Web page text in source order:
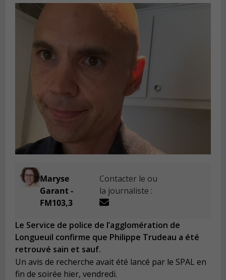
Maryse
Garant -
FM103,3
Contacter le ou
la journaliste :
Le Service de police de l’agglomération de
Longueuil confirme que Philippe Trudeau a été
retrouvé sain et sauf.
Un avis de recherche avait été lancé par le SPAL en
fin de soirée hier, vendredi.